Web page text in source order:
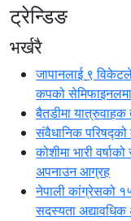
ट्रेन्डिङ
भर्खरै
जापानलाई ९
कपको सेमिफाइनलमा
बैतडीमा यात्रुवाहक
संवैधानिक
कोशीमा भारी
अपनाउन आग्रह
नेपाली कांग्रेसको
सदस्यता अद्यावधिक